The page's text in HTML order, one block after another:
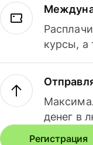
курсы, а
денег в
Регистрация